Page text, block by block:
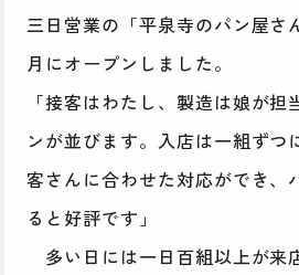
三日営業の「平泉寺のパン屋さ
月にオープンしました。
「接客はわたし、製造は娘が
ンが並びます。入店は一組ずつ
客さんに合わせた対応ができ、
ると好評です」
多い日には一日百組以上が来